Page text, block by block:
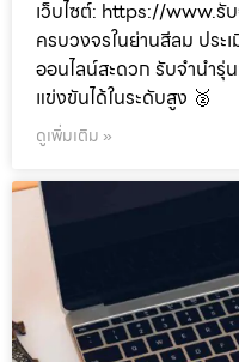
เว็บไซต์: https://www.รั
ครบวงจรในย่านสีลม ประ
ออนไลน์สะดวก รับจำนำรุ่
แข่งขันได้ในระดับสูง 🥈
ดูเพิ่มเติม »